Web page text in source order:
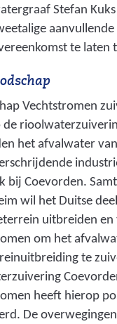
n
g
)
Stefan
aanvullende
te laten
Vechtstromen
de
het afvalwater
bij Coevorden.
wil het Duitse
uitbreiden en
om het
te
heeft hierop
De